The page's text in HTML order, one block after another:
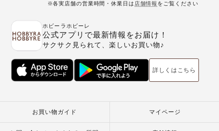
※各実店舗の営業時間・休業日は 店舗情報 をご覧ください
ホビーラホビーレ
公式アプリで最新情報をお届け！
サクサク見られて、楽しいお買い物♪
詳しくはこちら
お買い物ガイド マイページ